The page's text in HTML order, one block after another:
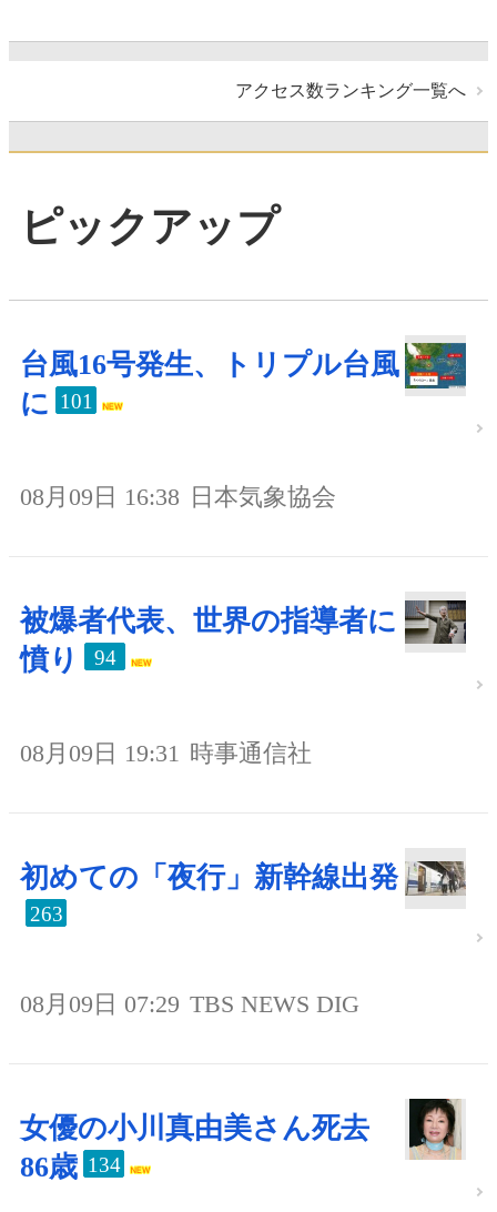
アクセス数ランキング一覧へ
ピックアップ
台風16号発生、トリプル台風
に 101
08月09日 16:38 日本気象協会
被爆者代表、世界の指導者に
憤り
94
08月09日 19:31 時事通信社
初めての「夜行」新幹線出発
263
08月09日 07:29 TBS NEWS DIG
女優の小川真由美さん死去
86歳 134